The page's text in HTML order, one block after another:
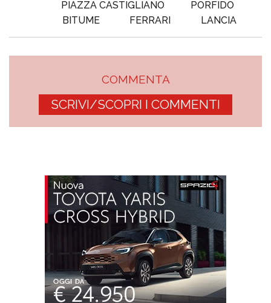
PIAZZA CASTIGLIANO
PORFIDO
BITUME
FERRARI LANCIA
COMMENTA
SCRIVI/SCOPRI I COMMENTI